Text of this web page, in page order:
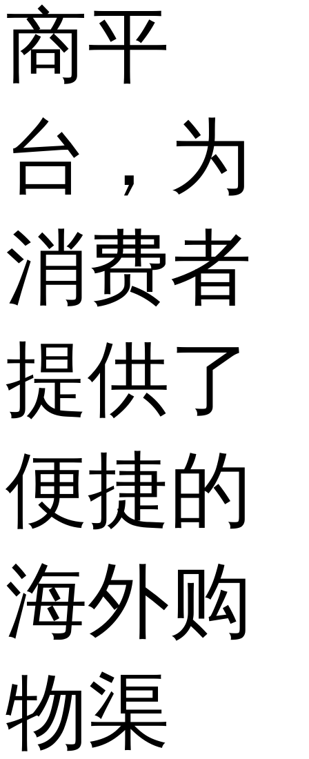
商平
台，为
消费者
提供了
便捷的
海外购
物渠